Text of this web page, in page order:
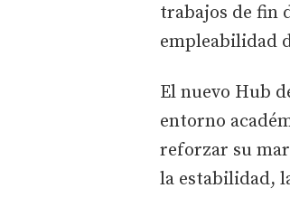
trabajos de fin
empleabilidad
El nuevo Hub
entorno
reforzar su
la estabilidad,